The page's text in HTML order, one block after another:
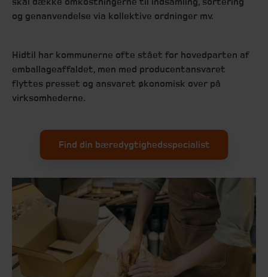
og genanvendelse via kollektive ordninger mv.
Hidtil har kommunerne ofte stået for hovedparten af
emballageaffaldet, men med producentansvaret
flyttes presset og ansvaret økonomisk over på
virksomhederne.
Find din bæredygtighedsspecialist